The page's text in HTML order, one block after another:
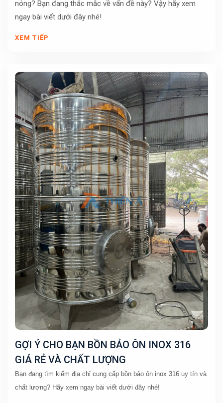
nóng? Bạn đang thắc mắc về vấn đề này? Vậy hãy xem
ngay bài viết dưới đây nhé!
XEM TIẾP
GỢI Ý CHO BẠN BỒN BẢO ÔN INOX 316
GIÁ RẺ VÀ CHẤT LƯỢNG
Bạn đang tìm kiếm địa chỉ cung cấp bồn bảo ôn inox 316 uy tín và
chất lượng? Hãy xem ngay bài viết dưới đây nhé!